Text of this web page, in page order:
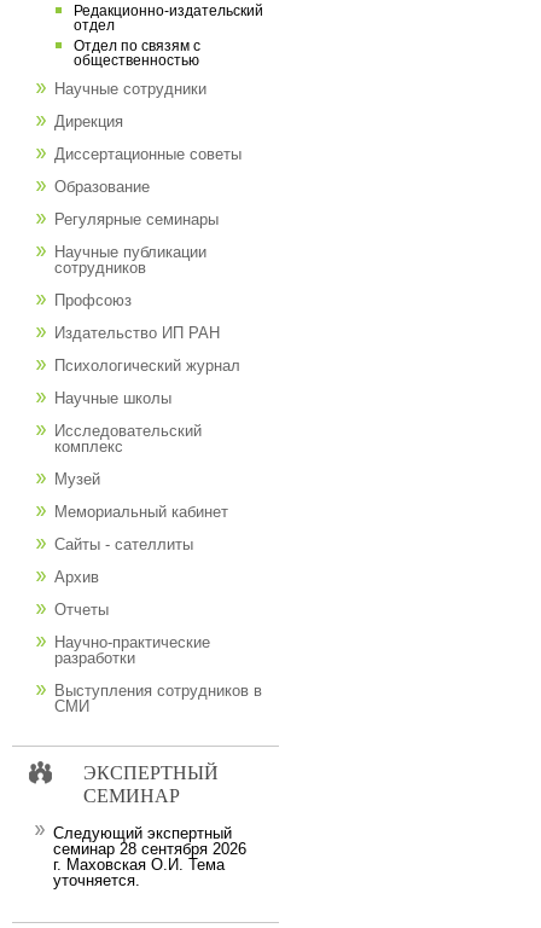
Редакционно-издательский
отдел
Отдел по связям с
общественностью
Научные сотрудники
Дирекция
Диссертационные советы
Образование
Регулярные семинары
Научные публикации
сотрудников
Профсоюз
Издательство ИП РАН
Психологический журнал
Научные школы
Исследовательский
комплекс
Музей
Мемориальный кабинет
Сайты - сателлиты
Архив
Отчеты
Научно-практические
разработки
Выступления сотрудников в
СМИ
ЭКСПЕРТНЫЙ
СЕМИНАР
Следующий экспертный
семинар 28 сентября 2026
г. Маховская О.И. Тема
уточняется.